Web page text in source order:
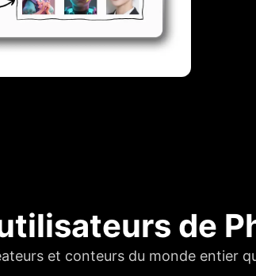
de
et conteurs du monde entier